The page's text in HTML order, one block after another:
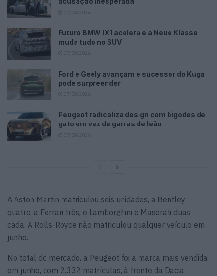
Futuro BMW iX1 acelera e a Neue Klasse
muda tudo no SUV
Ford e Geely avançam e sucessor do Kuga
pode surpreender
Peugeot radicaliza design com bigodes de
gato em vez de garras de leão
A Aston Martin matriculou seis unidades, a Bentley
quatro, a Ferrari três, e Lamborghini e Maserati duas
cada. A Rolls-Royce não matriculou qualquer veículo em
junho.
No total do mercado, a Peugeot foi a marca mais vendida
em junho, com 2.332 matrículas, à frente da Dacia